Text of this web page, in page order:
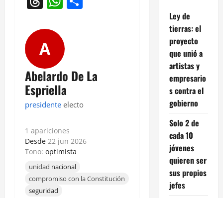
A
Abelardo De La
Espriella
presidente electo
1 apariciones
Desde 22 jun 2026
Tono: optimista
unidad nacional
compromiso con la Constitución
seguridad
Ley de
tierras: el
proyecto
que unió a
artistas y
empresario
s contra el
gobierno
Solo 2 de
cada 10
jóvenes
quieren ser
sus propios
jefes